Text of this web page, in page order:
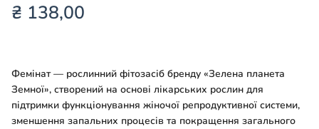
₴ 138,00
Фемінат — рослинний фітозасіб бренду «Зелена планета
Земної», створений на основі лікарських рослин для
підтримки функціонування жіночої репродуктивної системи,
зменшення запальних процесів та покращення загального